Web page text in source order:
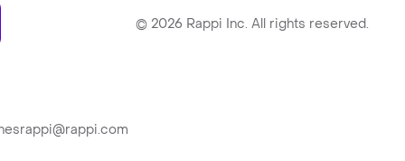
© 2026 Rappi Inc. All rights reserved.